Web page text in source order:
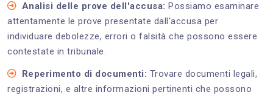
Analisi delle prove dell'accusa: Possiamo esaminare
attentamente le prove presentate dall'accusa per
individuare debolezze, errori o falsità che possono essere
contestate in tribunale.
Reperimento di documenti: Trovare documenti legali,
registrazioni, e altre informazioni pertinenti che possono